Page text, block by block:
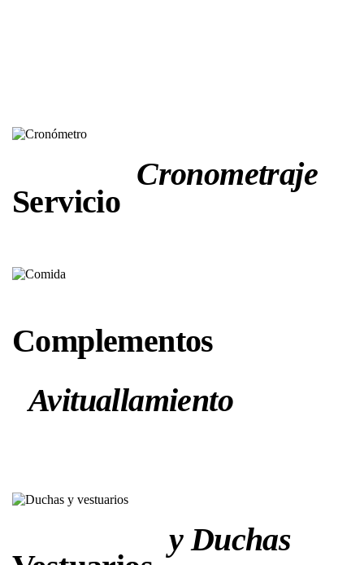
Servicio
Cronometraje
Complementos
Avituallamiento
y Duchas